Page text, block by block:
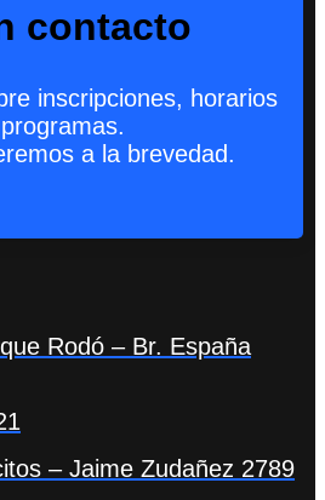
contacto
inscripciones, horarios
a la brevedad.
Rodó – Br. España
– Jaime Zudañez 2789